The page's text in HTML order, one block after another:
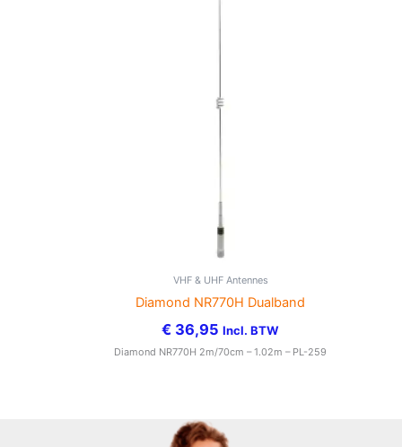
VHF & UHF Antennes
Diamond NR770H Dualband
€ 36,95 Incl. BTW
Diamond NR770H 2m/70cm – 1.02m – PL-259